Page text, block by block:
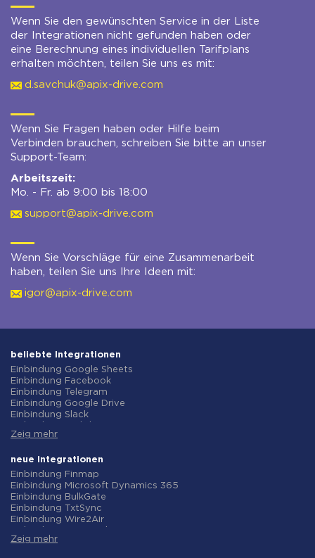
Wenn Sie den gewünschten Service in der Liste
der Integrationen nicht gefunden haben oder
eine Berechnung eines individuellen Tarifplans
erhalten möchten, teilen Sie uns es mit:
d.savchuk@apix-drive.com
Wenn Sie Fragen haben oder Hilfe beim
Verbinden brauchen, schreiben Sie bitte an unser
Support-Team:
Arbeitszeit:
Mo. - Fr. ab 9:00 bis 18:00
support@apix-drive.com
Wenn Sie Vorschläge für eine Zusammenarbeit
haben, teilen Sie uns Ihre Ideen mit:
igor@apix-drive.com
beliebte Integrationen
Einbindung Google Sheets
Einbindung Facebook
Einbindung Telegram
Einbindung Google Drive
Einbindung Slack
Einbindung Gmail
Einbindung ClickUp
Einbindung Airtable
Einbindung Google Contacts
Einbindung OpenAI (ChatGPT)
Einbindung Instagram
Einbindung ActiveCampaign
Einbindung Typeform
Einbindung Salesforce CRM
Zeig mehr
neue Integrationen
Einbindung Finmap
Einbindung Microsoft Dynamics 365
Einbindung BulkGate
Einbindung TxtSync
Einbindung Wire2Air
Einbindung Infobip
Zeig mehr